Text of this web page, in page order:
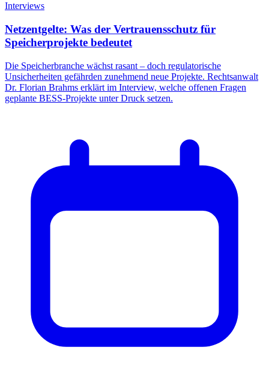
Interviews
Netzentgelte: Was der Vertrauensschutz für
Speicherprojekte bedeutet
Die Speicherbranche wächst rasant – doch regulatorische
Unsicherheiten gefährden zunehmend neue Projekte. Rechtsanwalt
Dr. Florian Brahms erklärt im Interview, welche offenen Fragen
geplante BESS-Projekte unter Druck setzen.